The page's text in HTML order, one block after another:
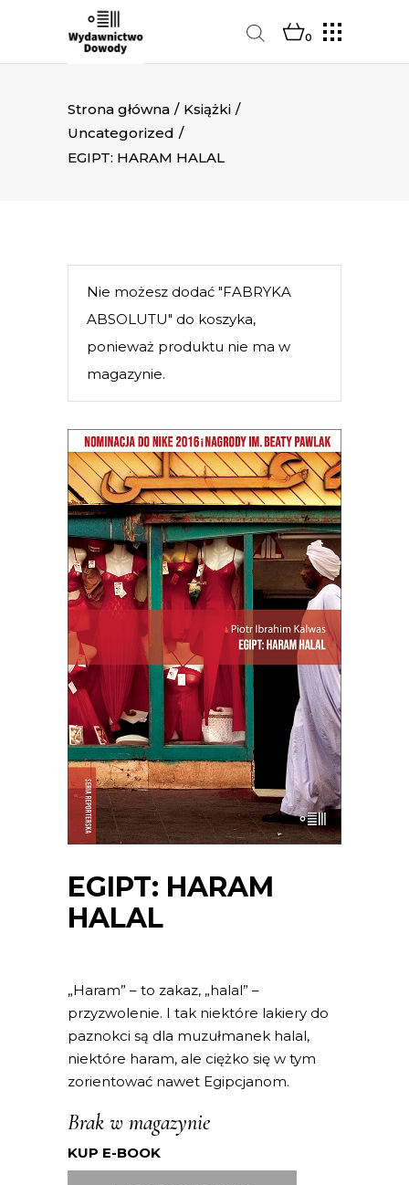
0
Strona główna / Książki /
Uncategorized /
EGIPT: HARAM HALAL
Nie możesz dodać "FABRYKA
ABSOLUTU" do koszyka,
ponieważ produktu nie ma w
magazynie.
EGIPT: HARAM
HALAL
„Haram” – to zakaz, „halal” –
przyzwolenie. I tak niektóre lakiery do
paznokci są dla muzułmanek halal,
niektóre haram, ale ciężko się w tym
zorientować nawet Egipcjanom.
Brak w magazynie
KUP E-BOOK